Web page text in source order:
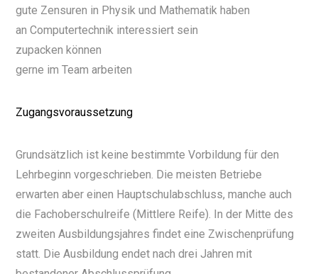
gute Zensuren in Physik und Mathematik haben
an Computertechnik interessiert sein
zupacken können
gerne im Team arbeiten
Zugangsvoraussetzung
Grundsätzlich ist keine bestimmte Vorbildung für den
Lehrbeginn vorgeschrieben. Die meisten Betriebe
erwarten aber einen Hauptschulabschluss, manche auch
die Fachoberschulreife (Mittlere Reife). In der Mitte des
zweiten Ausbildungsjahres findet eine Zwischenprüfung
statt. Die Ausbildung endet nach drei Jahren mit